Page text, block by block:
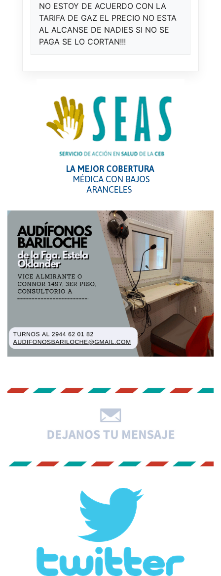
NO ESTOY DE ACUERDO CON LA
TARIFA DE GAZ EL PRECIO NO ESTA
AL ALCANSE DE NADIES SI NO SE
PAGA SE LO CORTAN!!!